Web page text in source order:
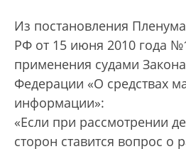
Из постановления
РФ от 15 июня 2010 года
применения судами
Федерации «О средствах
информации»:
«Если при рассмотрении
сторон ставится вопрос о